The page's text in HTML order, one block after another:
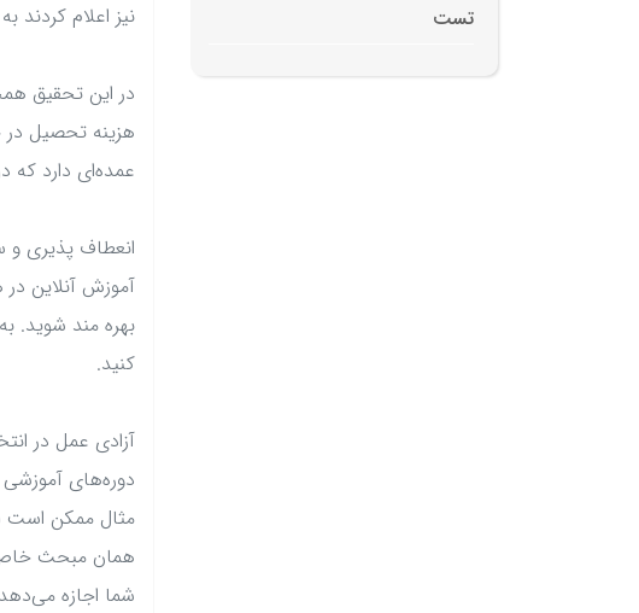
تست
نیز اعلام کردند
در این تحقیق
هزینه تحصیل
عمده‌ای دارد که
انعطاف پذیری و
آموزش آنلاین
بهره مند شوید.
کنید.
آزادی عمل در
دوره‌های
همان مبحث خاص
شما اجازه